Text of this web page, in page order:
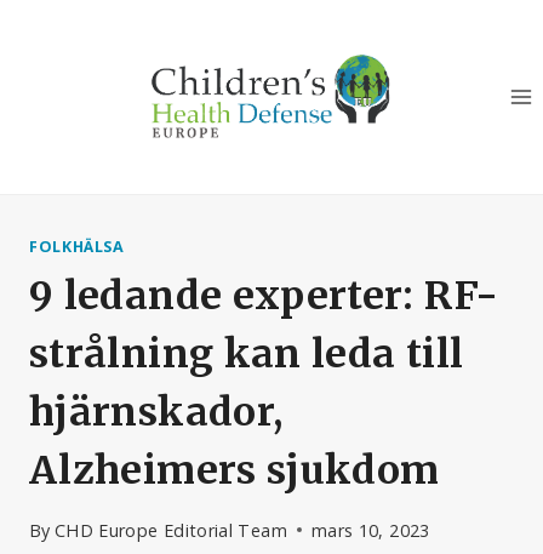
FOLKHÄLSA
9 ledande experter: RF-
strålning kan leda till
hjärnskador,
Alzheimers sjukdom
By CHD Europe Editorial Team mars 10, 2023